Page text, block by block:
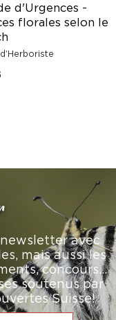
d'Urgences -
florales selon le
avec
mais aussi les
concours…
soutenus par
Suisse!